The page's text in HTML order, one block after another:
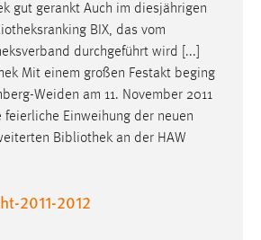
gut gerankt Auch im diesjährigen
BIX, das vom
durchgeführt wird [...]
Mit einem großen Festakt beging
Weiden am 11. November 2011
feierliche Einweihung der neuen
Bibliothek an der HAW
2011-2012
und Social Media
zu können, werden von diesen
Cookies gesetzt.